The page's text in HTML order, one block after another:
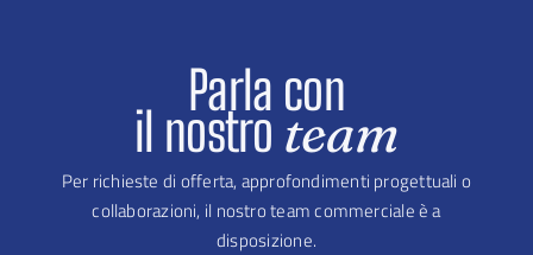
Parla con
il nostro team
Per richieste di offerta, approfondimenti progettuali o
collaborazioni, il nostro team commerciale è a
disposizione.